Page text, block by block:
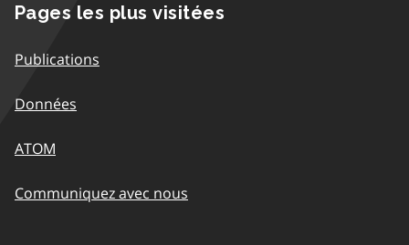
Pages les plus visitées
Publications
Données
ATOM
Communiquez avec nous